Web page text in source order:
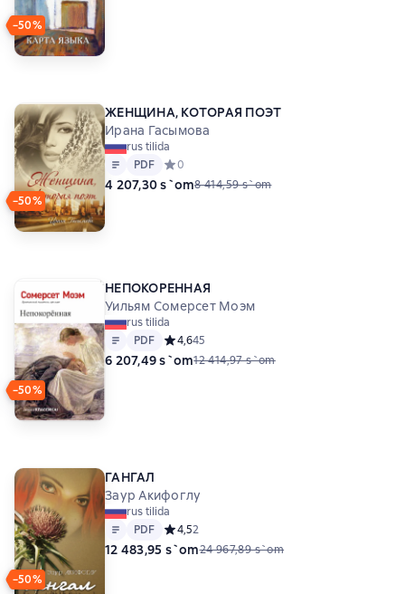
−50%
−50%
ЖЕНЩИНА, КОТОРАЯ ПОЭТ
Ирана Гасымова
rus tilida
Matn
PDF
PDF Средний рейтинг 0 на основе 0 оценок
0
4 207,30 s`om8 414,59 s`om
−50%
НЕПОКОРЕННАЯ
Уильям Сомерсет Моэм
rus tilida
Matn
PDF
PDF Средний рейтинг 4,6 на основе 45 оценок
4,645
6 207,49 s`om12 414,97 s`om
−50%
ГАНГАЛ
Заур Акифоглу
rus tilida
Matn
PDF
PDF Средний рейтинг 4,5 на основе 2 оценок
4,52
12 483,95 s`om24 967,89 s`om